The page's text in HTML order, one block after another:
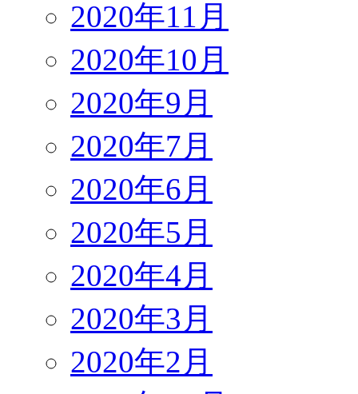
2020年11月
2020年10月
2020年9月
2020年7月
2020年6月
2020年5月
2020年4月
2020年3月
2020年2月